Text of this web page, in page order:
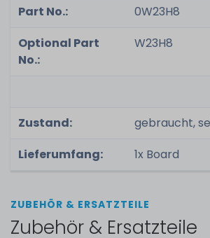
Part No.:
0W23H8
Optional Part
No.:
W23H8
Zustand:
gebraucht,
Lieferumfang:
1x Board
ZUBEHÖR & ERSATZTEILE
Zubehör & Ersatzteile